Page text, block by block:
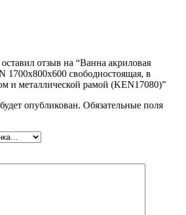
отзыв на “Ванна акриловая
свободностоящая, в
и металлической рамой (KEN17080)”
опубликован. Обязательные поля